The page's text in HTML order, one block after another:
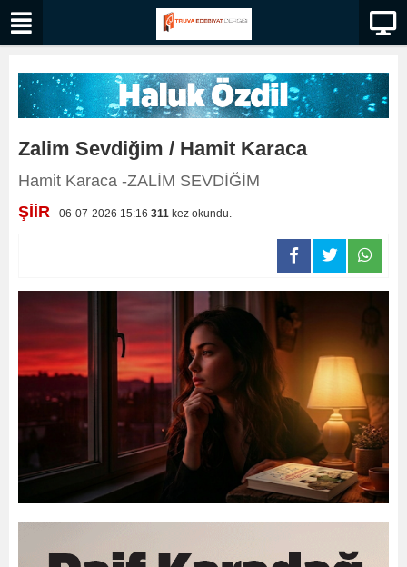
Zalim Sevdiğim / Hamit Karaca
Hamit Karaca -ZALİM SEVDİĞİM
ŞİİR - 06-07-2026 15:16 311 kez okundu.